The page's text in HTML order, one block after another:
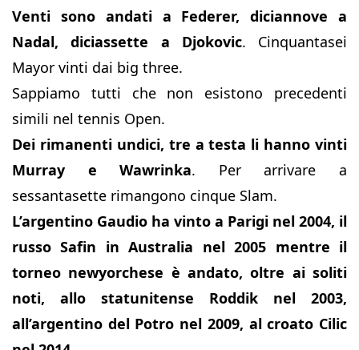
Venti sono andati a Federer, diciannove a
Nadal, diciassette a Djokovic. Cinquantasei
Mayor vinti dai big three.
Sappiamo tutti che non esistono precedenti
simili nel tennis Open.
Dei rimanenti undici, tre a testa li hanno vinti
Murray e Wawrinka. Per arrivare a
sessantasette rimangono cinque Slam.
L’argentino Gaudio ha vinto a Parigi nel 2004, il
russo Safin in Australia nel 2005 mentre il
torneo newyorchese è andato, oltre ai soliti
noti, allo statunitense Roddik nel 2003,
all’argentino del Potro nel 2009, al croato Cilic